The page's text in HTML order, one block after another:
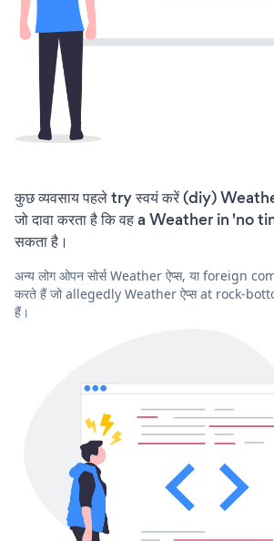
कुछ व्यवसाय पहले try स्वयं करें (diy)
जो दावा करता है कि वह a Weather in 'no
सकता है।
अन्य लोग ओपन सोर्स Weather ऐप्स, या foreign
करते हैं जो allegedly Weather ऐप्स at rock-
हैं।